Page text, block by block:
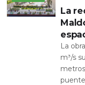
La
La
m³/s